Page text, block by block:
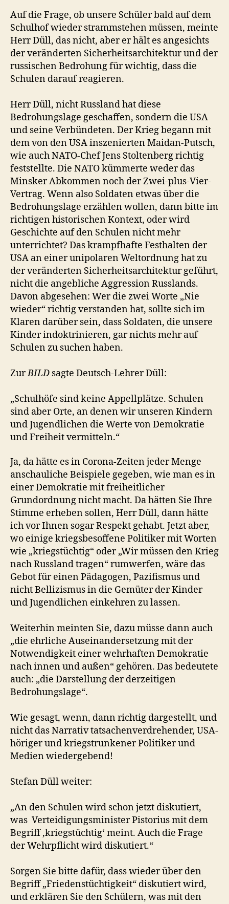
Auf die Frage, ob unsere Schüler bald auf dem
Schulhof wieder strammstehen müssen, meinte
Herr Düll, das nicht, aber er hält es angesichts
der veränderten Sicherheitsarchitektur und der
russischen Bedrohung für wichtig, dass die
Schulen darauf reagieren.
Herr Düll, nicht Russland hat diese
Bedrohungslage geschaffen, sondern die USA
und seine Verbündeten. Der Krieg begann mit
dem von den USA inszenierten Maidan-Putsch,
wie auch NATO-Chef Jens Stoltenberg richtig
feststellte. Die NATO kümmerte weder das
Minsker Abkommen noch der Zwei-plus-Vier-
Vertrag. Wenn also Soldaten etwas über die
Bedrohungslage erzählen wollen, dann bitte im
richtigen historischen Kontext, oder wird
Geschichte auf den Schulen nicht mehr
unterrichtet? Das krampfhafte Festhalten der
USA an einer unipolaren Weltordnung hat zu
der veränderten Sicherheitsarchitektur geführt,
nicht die angebliche Aggression Russlands.
Davon abgesehen: Wer die zwei Worte „Nie
wieder“ richtig verstanden hat, sollte sich im
Klaren darüber sein, dass Soldaten, die unsere
Kinder indoktrinieren, gar nichts mehr auf
Schulen zu suchen haben.
ZurBILD sagte Deutsch-Lehrer Düll:
„Schulhöfe sind keine Appellplätze. Schulen
sind aber Orte, an denen wir unseren Kindern
und Jugendlichen die Werte von Demokratie
und Freiheit vermitteln.“
Ja, da hätte es in Corona-Zeiten jeder Menge
anschauliche Beispiele gegeben, wie man es in
einer Demokratie mit freiheitlicher
Grundordnung nicht macht. Da hätten Sie Ihre
Stimme erheben sollen, Herr Düll, dann hätte
ich vor Ihnen sogar Respekt gehabt. Jetzt aber,
wo einige kriegsbesoffene Politiker mit Worten
wie „kriegstüchtig“ oder „Wir müssen den Krieg
nach Russland tragen“ rumwerfen, wäre das
Gebot für einen Pädagogen, Pazifismus und
nicht Bellizismus in die Gemüter der Kinder
und Jugendlichen einkehren zu lassen.
Weiterhin meinten Sie, dazu müsse dann auch
„die ehrliche Auseinandersetzung mit der
Notwendigkeit einer wehrhaften Demokratie
nach innen und außen“ gehören. Das bedeutete
auch: „die Darstellung der derzeitigen
Bedrohungslage“.
Wie gesagt, wenn, dann richtig dargestellt, und
nicht das Narrativ tatsachenverdrehender, USA-
höriger und kriegstrunkener Politiker und
Medien wiedergebend!
Stefan Düll weiter:
„An den Schulen wird schon jetzt diskutiert,
was Verteidigungsminister Pistorius mit dem
Begriff ‚kriegstüchtig‘ meint. Auch die Frage
der Wehrpflicht wird diskutiert.“
Sorgen Sie bitte dafür, dass wieder über den
Begriff „Friedenstüchtigkeit“ diskutiert wird,
und erklären Sie den Schülern, was mit den